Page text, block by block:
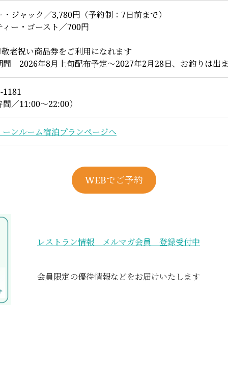
ジャック／3,780円（予約制：7日前まで）
ィー・ゴースト／700円
老祝い商品券をご利用になれます
間 2026年8月上旬配布予定～2027年2月28日、お釣りは出
1181
／11:00～22:00）
ーンルーム宿泊プランページへ
WEBでご予約
レストラン情報 メルマガ会員 登録受付中
会員限定の優待情報などをお届けいたします